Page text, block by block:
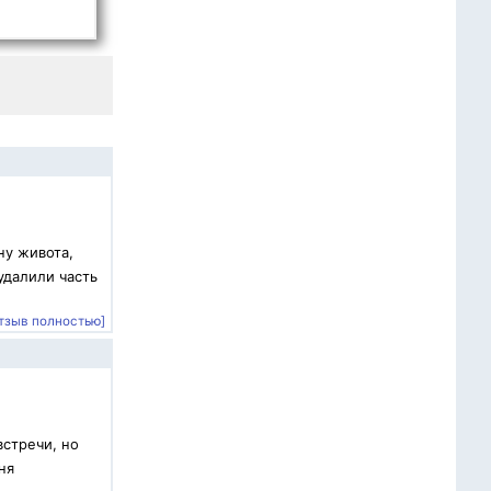
живота,
часть
полностью]
но